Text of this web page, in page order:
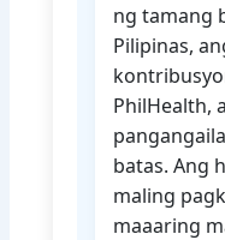
ng tamang
Pilipinas,
PhilHealth,
batas. Ang
maling
maaaring